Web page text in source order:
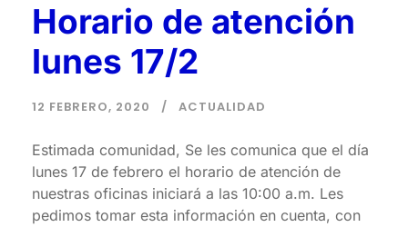
Horario de atención
lunes 17/2
12 FEBRERO, 2020 ACTUALIDAD
Estimada comunidad, Se les comunica que el día
lunes 17 de febrero el horario de atención de
nuestras oficinas iniciará a las 10:00 a.m. Les
pedimos tomar esta información en cuenta, con